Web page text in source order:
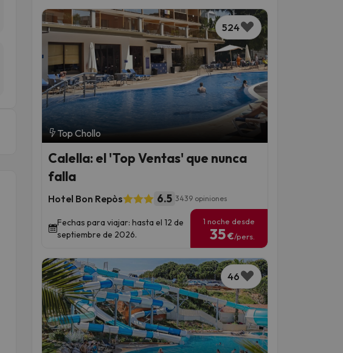
524
Top Chollo
Calella: el 'Top Ventas' que nunca
falla
Hotel Bon Repòs 6.5 3439 opiniones
Fechas para viajar: hasta el 12 de
septiembre de 2026.
1 noche desde
35€/pers.
46